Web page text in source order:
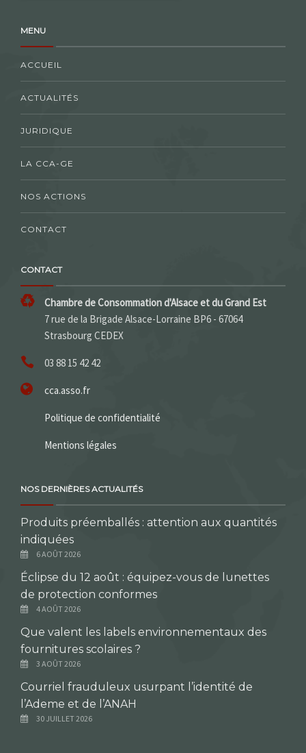
MENU
ACCUEIL
ACTUALITÉS
JURIDIQUE
LA CCA-GE
NOS ACTIONS
CONTACT
CONTACT
Chambre de Consommation d'Alsace et du Grand Est
7 rue de la Brigade Alsace-Lorraine BP6 - 67064
Strasbourg CEDEX
03 88 15 42 42
cca.asso.fr
Politique de confidentialité
Mentions légales
NOS DERNIÈRES ACTUALITÉS
Produits préemballés : attention aux quantités
indiquées
6 AOÛT 2026
Éclipse du 12 août : équipez-vous de lunettes
de protection conformes
4 AOÛT 2026
Que valent les labels environnementaux des
fournitures scolaires ?
3 AOÛT 2026
Courriel frauduleux usurpant l’identité de
l’Ademe et de l’ANAH
30 JUILLET 2026